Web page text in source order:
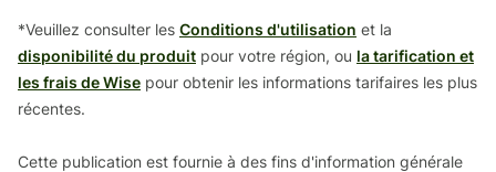
*Veuillez consulter les Conditions d'utilisation et la
disponibilité du produit pour votre région, ou la tarification et
les frais de Wise pour obtenir les informations tarifaires les plus
récentes.
Cette publication est fournie à des fins d'information générale